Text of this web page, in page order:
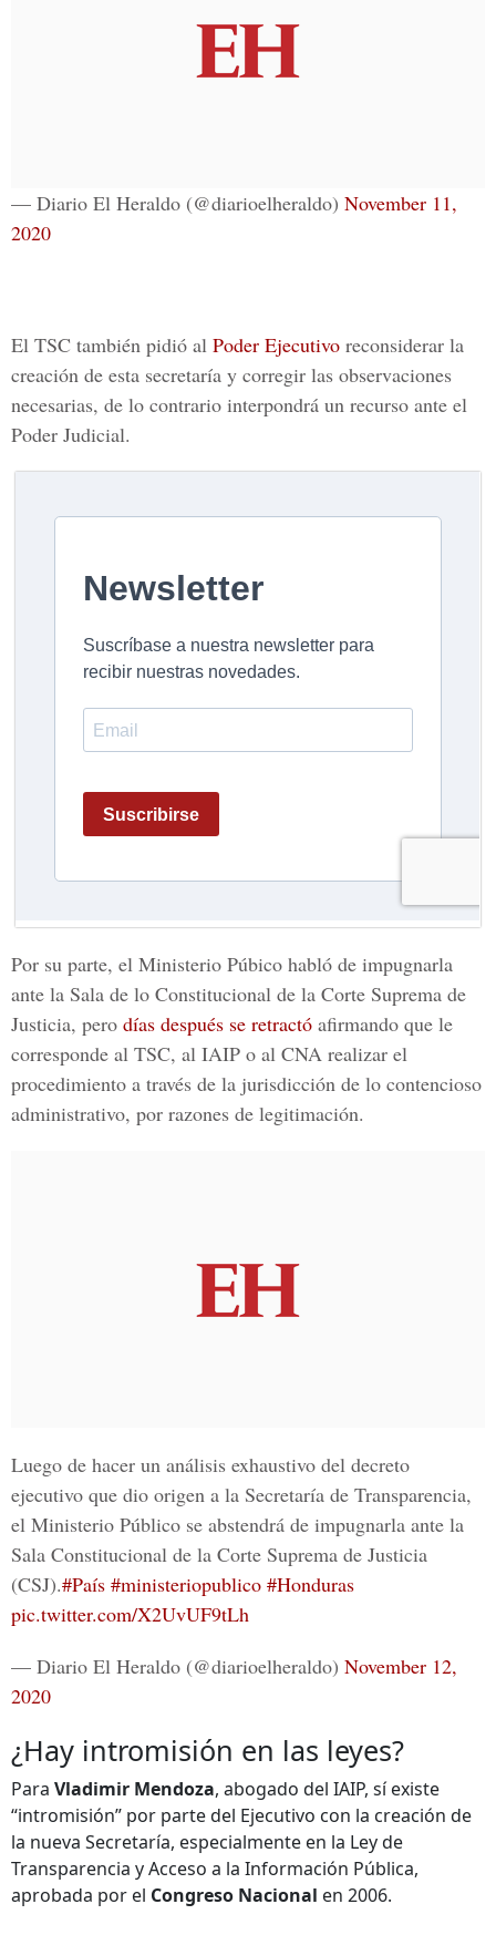
— Diario El Heraldo (@diarioelheraldo) November 11,
2020
El TSC también pidió al Poder Ejecutivo reconsiderar la
creación de esta secretaría y corregir las observaciones
necesarias, de lo contrario interpondrá un recurso ante el
Poder Judicial.
Por su parte, el Ministerio Púbico habló de impugnarla
ante la Sala de lo Constitucional de la Corte Suprema de
Justicia, pero días después se retractó afirmando que le
corresponde al TSC, al IAIP o al CNA realizar el
procedimiento a través de la jurisdicción de lo contencioso
administrativo, por razones de legitimación.
Luego de hacer un análisis exhaustivo del decreto
ejecutivo que dio origen a la Secretaría de Transparencia,
el Ministerio Público se abstendrá de impugnarla ante la
Sala Constitucional de la Corte Suprema de Justicia
(CSJ).#País #ministeriopublico #Honduras
pic.twitter.com/X2UvUF9tLh
— Diario El Heraldo (@diarioelheraldo) November 12,
2020
¿Hay intromisión en las leyes?
Para Vladimir Mendoza, abogado del IAIP, sí existe
“intromisión” por parte del Ejecutivo con la creación de
la nueva Secretaría, especialmente en la Ley de
Transparencia y Acceso a la Información Pública,
aprobada por el Congreso Nacional en 2006.